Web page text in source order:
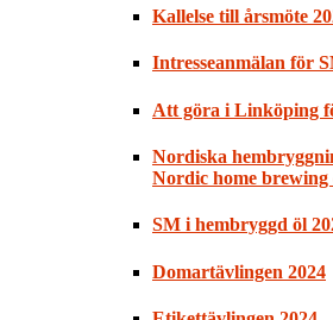
Kallelse till årsmöte
Intresseanmälan för
Att göra i Linköping
Nordiska
Nordic home brewing
SM i hembryggd öl
Domartävlingen 2024